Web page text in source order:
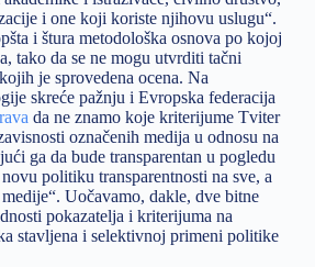
i one koji koriste njihovu uslugu“.
i štura metodološka osnova po kojoj
tako da se ne mogu utvrditi tačni
je sprovedena ocena. Na
skreće pažnju i Evropska federacija
da ne znamo koje kriterijume Tviter
označenih medija u odnosu na
ga da bude transparentan u pogledu
politiku transparentnosti na sve, a
Uočavamo, dakle, dve bitne
pokazatelja i kriterijuma na
stavljena i selektivnoj primeni politike